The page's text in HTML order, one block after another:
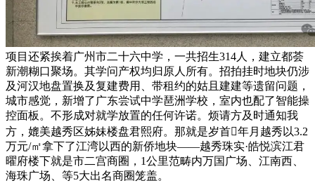
项目还紧挨着广州市二十六中学，一共招生314人，建立都荟
新潮糊口聚场。其学问产权均归原人所有。招拍挂时地块仍涉
及河汉地盘置换及复建费用、带租约的姑且建建等遗留问题，
城市感觉，新增了广东尝试中学琶洲学校，室内也配了智能操
控面板。不形成对就学放置的任何许诺。烦请方及时通知我
方，媲美越秀区姊妹楼盘君熙府。那就是岁首年月越秀以3.2
万元/㎡拿下了江湾以西的新侨地块——越秀珠实·皓悦滨江君
曜府楼下就是市二宫商圈，1公里范畴内万国广场、江南西、
海珠广场、等5大出名商圈笼盖。